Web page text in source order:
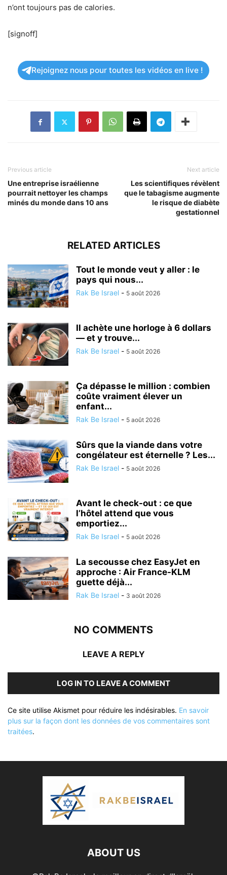
n’ont toujours pas de calories.
[signoff]
Rejoignez nous pour toutes les vidéos en live !
Previous article
Une entreprise israélienne
pourrait nettoyer les champs
minés du monde dans 10 ans
Next article
Les scientifiques révèlent
que le tabagisme augmente
le risque de diabète
gestationnel
RELATED ARTICLES
Tout le monde veut y aller : le
pays qui nous...
Rak Be Israel - 5 août 2026
Il achète une horloge à 6 dollars
— et y trouve...
Rak Be Israel - 5 août 2026
Ça dépasse le million : combien
coûte vraiment élever un
enfant...
Rak Be Israel - 5 août 2026
Sûrs que la viande dans votre
congélateur est éternelle ? Les...
Rak Be Israel - 5 août 2026
Avant le check-out : ce que
l’hôtel attend que vous
emportiez...
Rak Be Israel - 5 août 2026
La secousse chez EasyJet en
approche : Air France-KLM
guette déjà...
Rak Be Israel - 3 août 2026
NO COMMENTS
LEAVE A REPLY
LOG IN TO LEAVE A COMMENT
Ce site utilise Akismet pour réduire les indésirables. En savoir
plus sur la façon dont les données de vos commentaires sont
traitées.
ABOUT US